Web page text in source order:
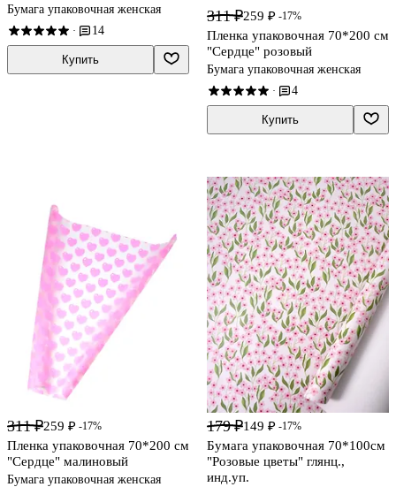
Бумага упаковочная женская
· 14
Купить
311 ₽259 ₽ -17%
Пленка упаковочная 70*200 см
"Сердце" розовый
Бумага упаковочная женская
· 4
Купить
311 ₽259 ₽ -17%
Пленка упаковочная 70*200 см
"Сердце" малиновый
Бумага упаковочная женская
179 ₽149 ₽ -17%
Бумага упаковочная 70*100см
"Розовые цветы" глянц.,
инд.уп.